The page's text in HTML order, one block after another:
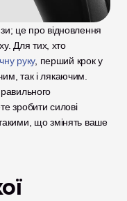
це про відновлення
Для тих, хто
руку, перший крок у
так і лякаючим.
зробити силові
що змінять ваше